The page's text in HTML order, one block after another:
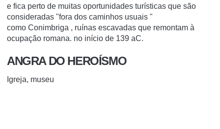
e fica perto de muitas oportunidades turísticas que são
consideradas "fora dos caminhos usuais "
como Conimbriga , ruínas escavadas que remontam à
ocupação romana. no início de 139 aC.
ANGRA DO HEROÍSMO
Igreja, museu